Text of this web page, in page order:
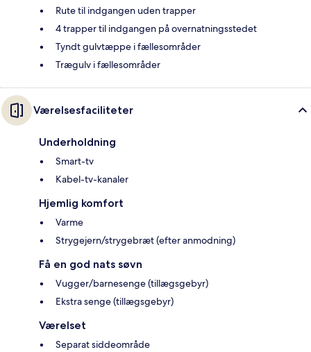
Rute til indgangen uden trapper
4 trapper til indgangen på overnatningsstedet
Tyndt gulvtæppe i fællesområder
Trægulv i fællesområder
Værelsesfaciliteter
Underholdning
Smart-tv
Kabel-tv-kanaler
Hjemlig komfort
Varme
Strygejern/strygebræt (efter anmodning)
Få en god nats søvn
Vugger/barnesenge (tillægsgebyr)
Ekstra senge (tillægsgebyr)
Værelset
Separat siddeområde